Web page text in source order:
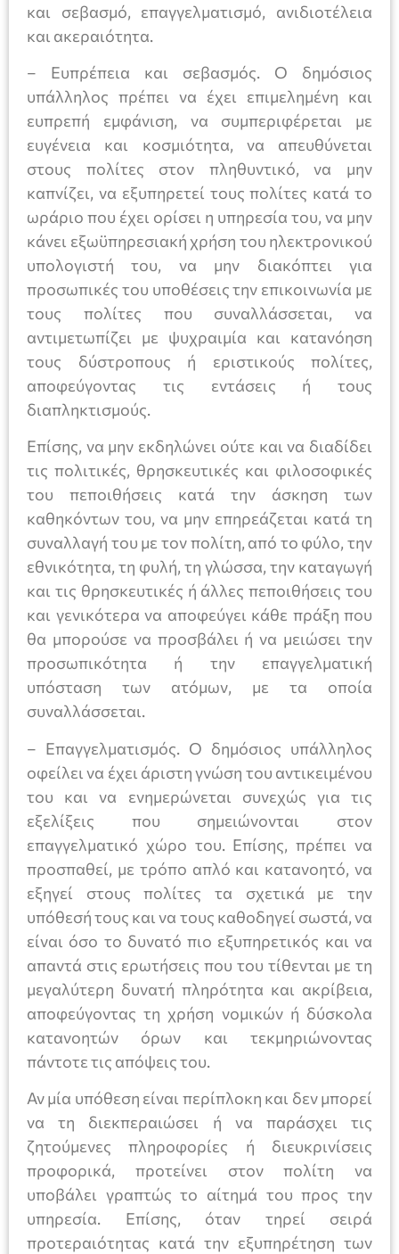
και σεβασμό, επαγγελματισμό, ανιδιοτέλεια
και ακεραιότητα.
– Ευπρέπεια και σεβασμός. Ο δημόσιος
υπάλληλος πρέπει να έχει επιμελημένη και
ευπρεπή εμφάνιση, να συμπεριφέρεται με
ευγένεια και κοσμιότητα, να απευθύνεται
στους πολίτες στον πληθυντικό, να μην
καπνίζει, να εξυπηρετεί τους πολίτες κατά το
ωράριο που έχει ορίσει η υπηρεσία του, να μην
κάνει εξωϋπηρεσιακή χρήση του ηλεκτρονικού
υπολογιστή του, να μην διακόπτει για
προσωπικές του υποθέσεις την επικοινωνία με
τους πολίτες που συναλλάσσεται, να
αντιμετωπίζει με ψυχραιμία και κατανόηση
τους δύστροπους ή εριστικούς πολίτες,
αποφεύγοντας τις εντάσεις ή τους
διαπληκτισμούς.
Επίσης, να μην εκδηλώνει ούτε και να διαδίδει
τις πολιτικές, θρησκευτικές και φιλοσοφικές
του πεποιθήσεις κατά την άσκηση των
καθηκόντων του, να μην επηρεάζεται κατά τη
συναλλαγή του με τον πολίτη, από το φύλο, την
εθνικότητα, τη φυλή, τη γλώσσα, την καταγωγή
και τις θρησκευτικές ή άλλες πεποιθήσεις του
και γενικότερα να αποφεύγει κάθε πράξη που
θα μπορούσε να προσβάλει ή να μειώσει την
προσωπικότητα ή την επαγγελματική
υπόσταση των ατόμων, με τα οποία
συναλλάσσεται.
– Επαγγελματισμός. Ο δημόσιος υπάλληλος
οφείλει να έχει άριστη γνώση του αντικειμένου
του και να ενημερώνεται συνεχώς για τις
εξελίξεις που σημειώνονται στον
επαγγελματικό χώρο του. Επίσης, πρέπει να
προσπαθεί, με τρόπο απλό και κατανοητό, να
εξηγεί στους πολίτες τα σχετικά με την
υπόθεσή τους και να τους καθοδηγεί σωστά, να
είναι όσο το δυνατό πιο εξυπηρετικός και να
απαντά στις ερωτήσεις που του τίθενται με τη
μεγαλύτερη δυνατή πληρότητα και ακρίβεια,
αποφεύγοντας τη χρήση νομικών ή δύσκολα
κατανοητών όρων και τεκμηριώνοντας
πάντοτε τις απόψεις του.
Αν μία υπόθεση είναι περίπλοκη και δεν μπορεί
να τη διεκπεραιώσει ή να παράσχει τις
ζητούμενες πληροφορίες ή διευκρινίσεις
προφορικά, προτείνει στον πολίτη να
υποβάλει γραπτώς το αίτημά του προς την
υπηρεσία. Επίσης, όταν τηρεί σειρά
προτεραιότητας κατά την εξυπηρέτηση των